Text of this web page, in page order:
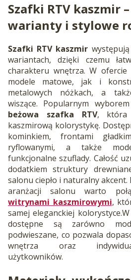
Szafki RTV kaszmir
warianty i stylowe
Szafki RTV kaszmir
wariantach, dzięki czemu
charakteru wnętrza. W
modele matowe, jak i
metalowych nóżkach, a
wiszące. Popularnym
beżowa szafka RTV, która
kaszmirową kolorystykę.
kominkiem, frontami
ryflowanymi, a także
funkcjonalne szuflady. Całość
dodatkiem struktury
salonu ciepło i naturalny
aranżacji salonu warto
witrynami kaszmirowymi,
samej eleganckiej
dostępne są zarówno
podwieszane, co pozwala
wnętrza oraz
użytkowników.